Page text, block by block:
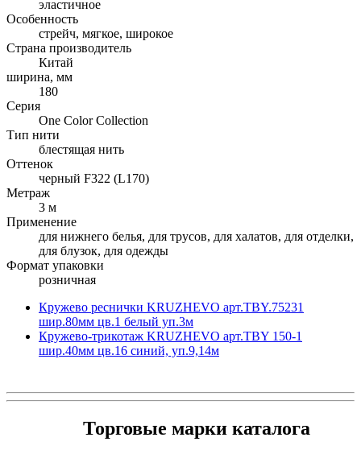
эластичное
Особенность
стрейч, мягкое, широкое
Страна производитель
Китай
ширина, мм
180
Серия
One Color Collection
Тип нити
блестящая нить
Оттенок
черный F322 (L170)
Метраж
3 м
Применение
для нижнего белья, для трусов, для халатов, для отделки,
для блузок, для одежды
Формат упаковки
розничная
Кружево реснички KRUZHEVO арт.TBY.75231
шир.80мм цв.1 белый уп.3м
Кружево-трикотаж KRUZHEVO арт.TBY 150-1
шир.40мм цв.16 синий, уп.9,14м
Торговые марки каталога